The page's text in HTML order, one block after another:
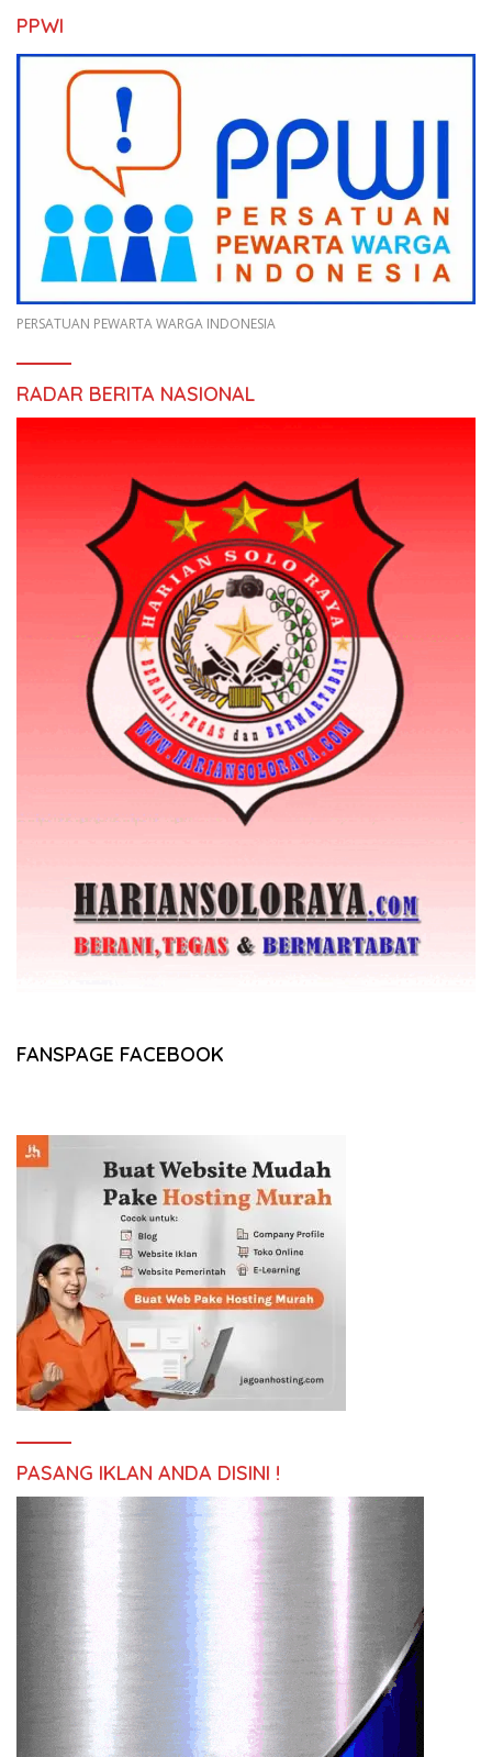
PPWI
PERSATUAN PEWARTA WARGA INDONESIA
RADAR BERITA NASIONAL
FANSPAGE FACEBOOK
PASANG IKLAN ANDA DISINI !